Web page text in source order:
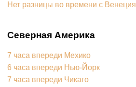
Нет разницы во времени с Венеция
Северная Америка
7 часа впереди Мехико
6 часа впереди Нью-Йорк
7 часа впереди Чикаго